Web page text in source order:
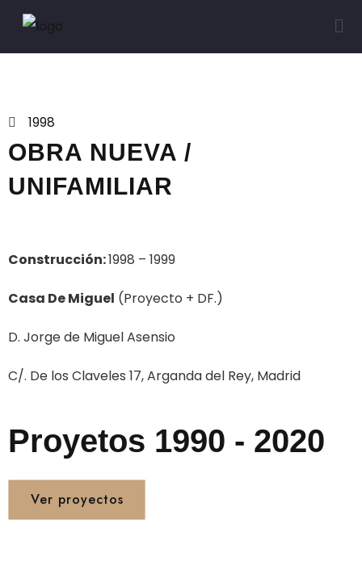
1998
OBRA NUEVA /
UNIFAMILIAR
Construcción:1998 – 1999
Casa De Miguel (Proyecto + DF.)
D. Jorge de Miguel Asensio
C/. De los Claveles 17, Arganda del Rey, Madrid
Proyetos 1990 - 2020
Ver proyectos